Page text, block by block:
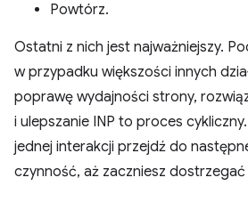
Powtórz.
Ostatni z nich jest najważniejszy.
w przypadku większości innych
poprawę wydajności strony,
i ulepszanie INP to proces
jednej interakcji przejdź do
czynność, aż zaczniesz